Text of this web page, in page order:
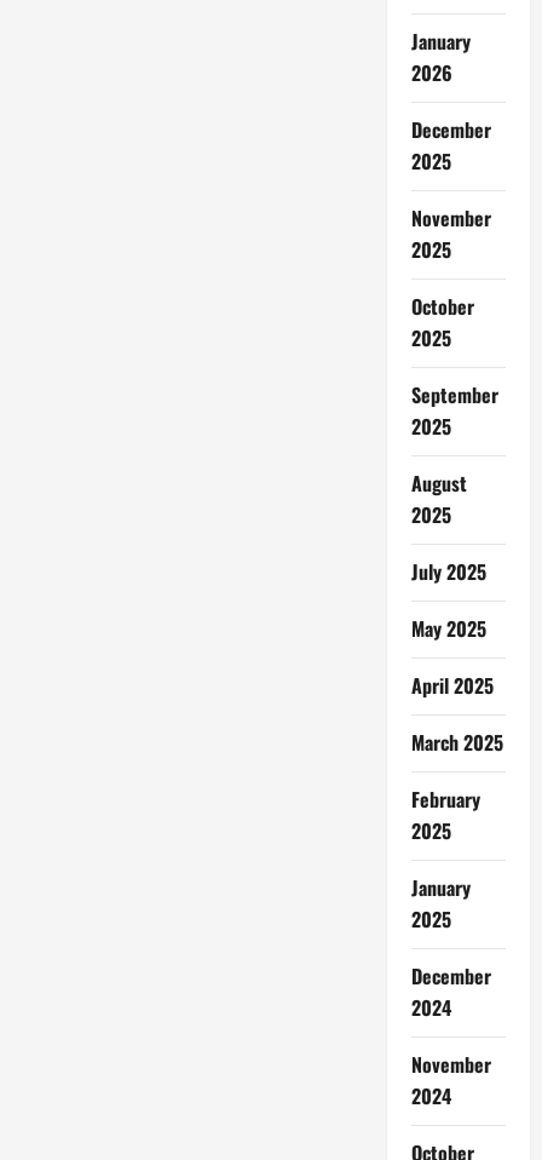
January
2026
December
2025
November
2025
October
2025
September
2025
August
2025
July 2025
May 2025
April 2025
March 2025
February
2025
January
2025
December
2024
November
2024
October